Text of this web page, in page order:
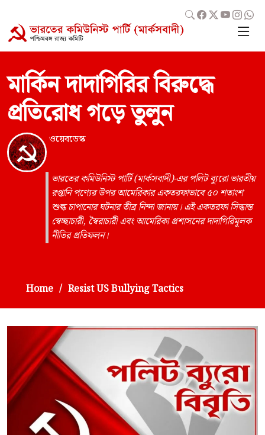
মার্কিন দাদাগিরির বিরুদ্ধে
প্রতিরোধ গড়ে তুলুন
ওয়েবডেস্ক
ভারতের কমিউনিস্ট পার্টি (মার্কসবাদী)-এর পলিট ব্যুরো ভারতীয়
রপ্তানি পণ্যের উপর আমেরিকার একতরফাভাবে ৫০ শতাংশ
শুল্ক চাপানোর ঘটনার তীব্র নিন্দা জানায়। এই একতরফা সিদ্ধান্ত
স্বেচ্ছাচারী, স্বৈরাচারী এবং আমেরিকা প্রশাসনের দাদাগিরিমূলক
নীতির প্রতিফলন।
Home Resist US Bullying Tactics